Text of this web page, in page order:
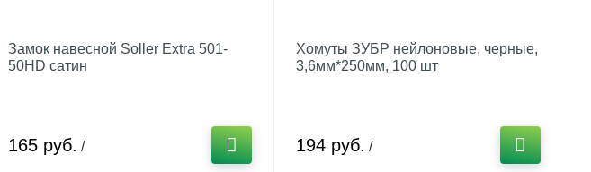
Замок навесной Soller Extra 501-
50HD сатин
165 руб. /
Хомуты ЗУБР нейлоновые, черные,
3,6мм*250мм, 100 шт
194 руб. /